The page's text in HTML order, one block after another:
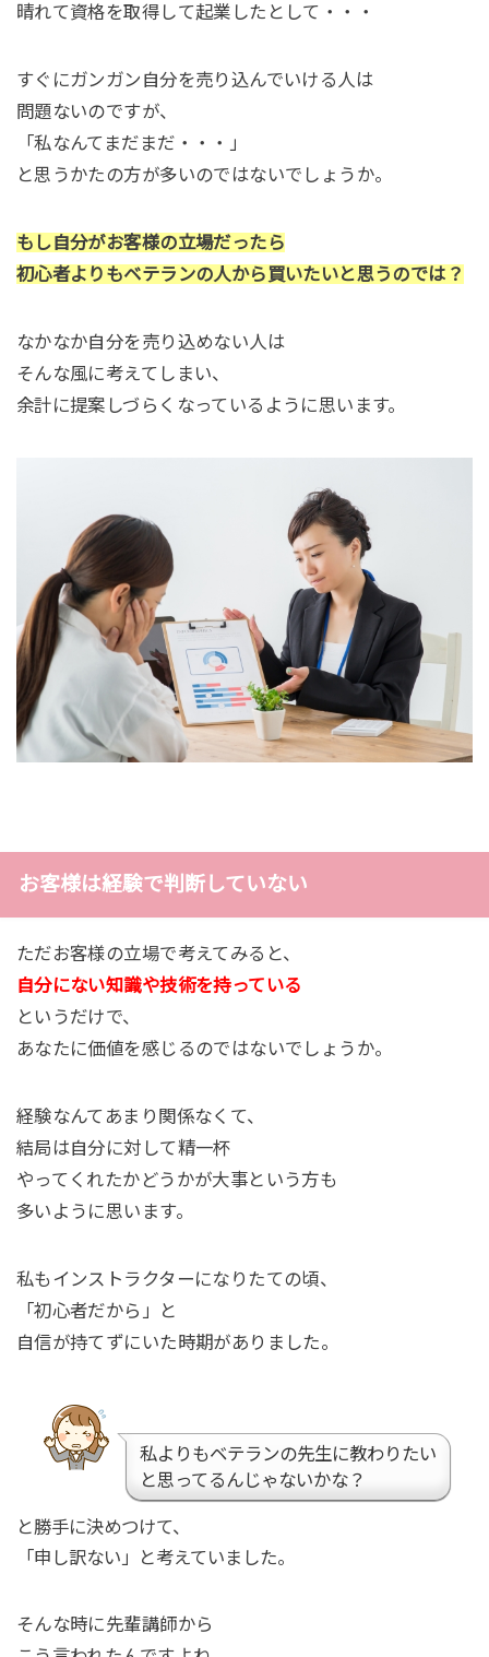
晴れて資格を取得して起業したとして・・・
すぐにガンガン自分を売り込んでいける人は
問題ないのですが、
「私なんてまだまだ・・・」
と思うかたの方が多いのではないでしょうか。
もし自分がお客様の立場だったら
初心者よりもベテランの人から買いたいと思うのでは？
なかなか自分を売り込めない人は
そんな風に考えてしまい、
余計に提案しづらくなっているように思います。
お客様は経験で判断していない
ただお客様の立場で考えてみると、
自分にない知識や技術を持っている
というだけで、
あなたに価値を感じるのではないでしょうか。
経験なんてあまり関係なくて、
結局は自分に対して精一杯
やってくれたかどうかが大事という方も
多いように思います。
私もインストラクターになりたての頃、
「初心者だから」と
自信が持てずにいた時期がありました。
私よりもベテランの先生に教わりたい
と思ってるんじゃないかな？
と勝手に決めつけて、
「申し訳ない」と考えていました。
そんな時に先輩講師から